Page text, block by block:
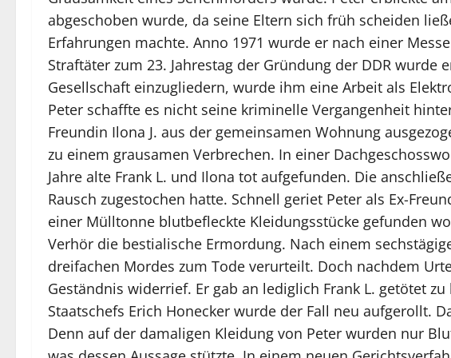
abgeschoben wurde, da seine Eltern sich früh scheiden
Erfahrungen machte. Anno 1971 wurde er nach einer
Straftäter zum 23. Jahrestag der Gründung der DDR
Gesellschaft einzugliedern, wurde ihm eine Arbeit als
Peter schaffte es nicht seine kriminelle Vergangenheit
Freundin Ilona J. aus der gemeinsamen Wohnung
zu einem grausamen Verbrechen. In einer
Jahre alte Frank L. und Ilona tot aufgefunden. Die
Rausch zugestochen hatte. Schnell geriet Peter als Ex-
einer Mülltonne blutbefleckte Kleidungsstücke gefunden
Verhör die bestialische Ermordung. Nach einem
dreifachen Mordes zum Tode verurteilt. Doch nachdem
Geständnis widerrief. Er gab an lediglich Frank L. getötet
Staatschefs Erich Honecker wurde der Fall neu aufgerollt.
Denn auf der damaligen Kleidung von Peter wurden nur